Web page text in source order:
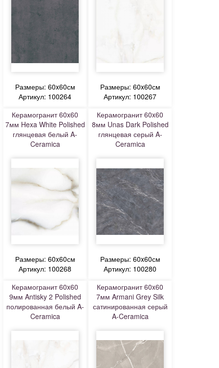
Размеры: 60x60см
Артикул: 100264
Размеры: 60x60см
Артикул: 100267
Керамогранит 60x60
7мм Hexa White Polished
глянцевая белый A-
Ceramica
Размеры: 60x60см
Артикул: 100268
Керамогранит 60x60
8мм Unas Dark Polished
глянцевая серый A-
Ceramica
Размеры: 60x60см
Артикул: 100280
Керамогранит 60x60
9мм Antisky 2 Polished
полированная белый A-
Ceramica
Керамогранит 60x60
7мм Armani Grey Silk
сатинированная серый
A-Ceramica